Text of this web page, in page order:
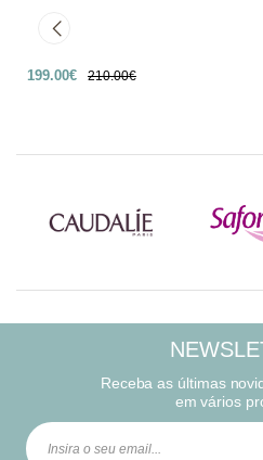
199.00€ 210.00€
Receba as últimas
em vários